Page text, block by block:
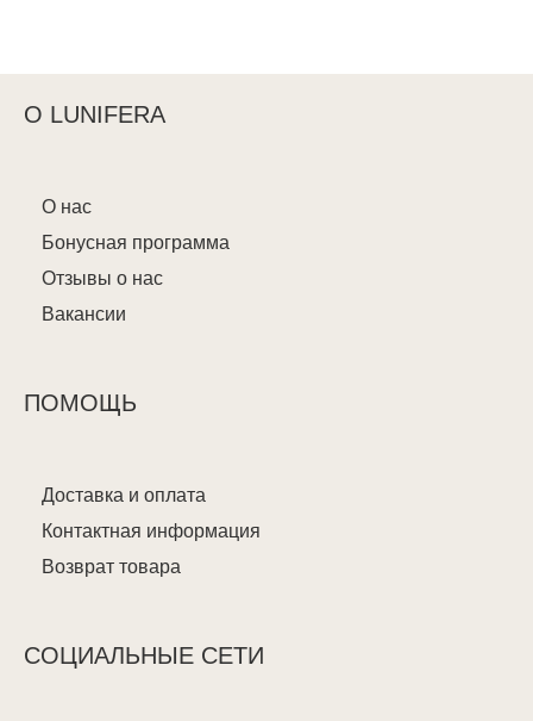
О LUNIFERA
О нас
Бонусная программа
Отзывы о нас
Вакансии
ПОМОЩЬ
Доставка и оплата
Контактная информация
Возврат товара
СОЦИАЛЬНЫЕ СЕТИ